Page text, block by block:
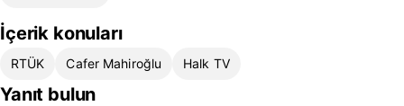
İçerik konuları
RTÜK Cafer Mahiroğlu Halk TV
Yanıt bulun